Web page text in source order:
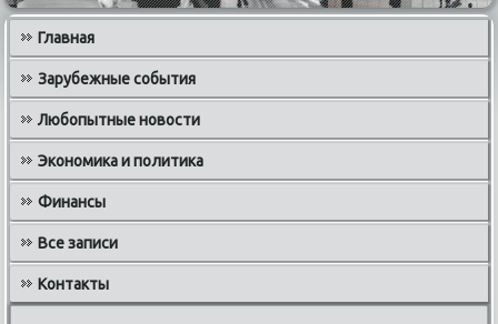
Главная
Зарубежные события
Любопытные новости
Экономика и политика
Финансы
Все записи
Контакты